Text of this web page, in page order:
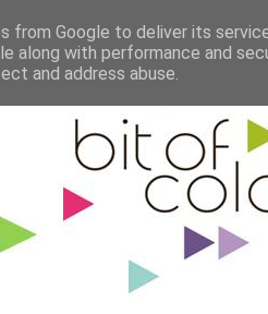
from Google to deliver its
along with performance and
and address abuse.